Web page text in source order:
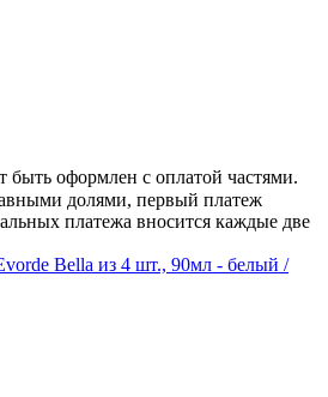
быть оформлен с оплатой частями.
долями, первый платеж
платежа вносится каждые две
Bella из 4 шт., 90мл - белый /